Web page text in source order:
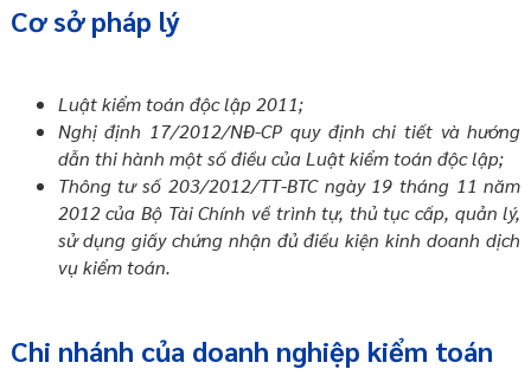
Cơ sở pháp lý
Luật kiểm toán độc lập 2011;
Nghị định 17/2012/NĐ-CP quy định chi tiết và hướng
dẫn thi hành một số điều của Luật kiểm toán độc lập;
Thông tư số 203/2012/TT-BTC ngày 19 tháng 11 năm
2012 của Bộ Tài Chính về trình tự, thủ tục cấp, quản lý,
sử dụng giấy chứng nhận đủ điều kiện kinh doanh dịch
vụ kiểm toán.
Chi nhánh của doanh nghiệp kiểm toán